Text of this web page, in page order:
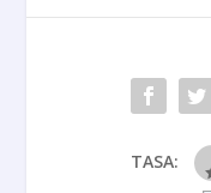
TASA: